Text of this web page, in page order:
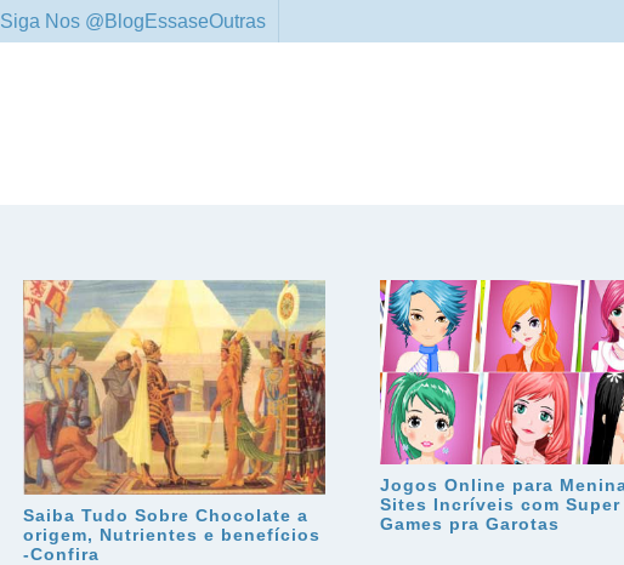
Siga Nos @BlogEssaseOutras
Saiba Tudo Sobre Chocolate a
origem, Nutrientes e benefícios
-Confira
Jogos Online para
Sites Incríveis com Super
Games pra Garotas